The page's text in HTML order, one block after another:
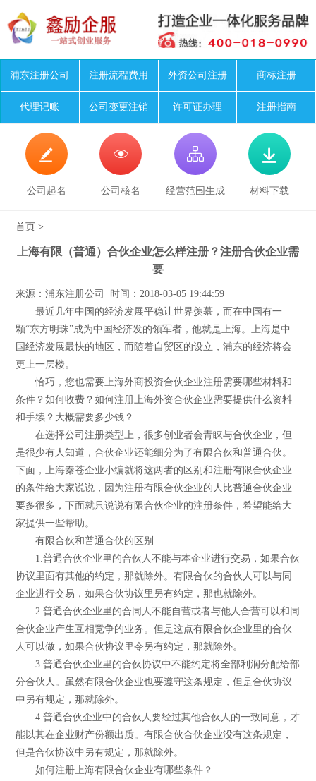
浦东注册公司 注册流程费用 外资公司注册 商标注册
代理记账 公司变更注销 许可证办理 注册指南

公司起名

公司核名

经营范围生成

材料下载
首页 >
上海有限（普通）合伙企业怎么样注册？注册合伙企业需
要
来源：浦东注册公司 时间：2018-03-05 19:44:59
最近几年中国的经济发展平稳让世界羡慕，而在中国有一
颗“东方明珠”成为中国经济发的领军者，他就是上海。上海是中
国经济发展最快的地区，而随着自贸区的设立，浦东的经济将会
更上一层楼。
恰巧，您也需要上海外商投资合伙企业注册需要哪些材料和
条件？如何收费？如何注册上海外资合伙企业需要提供什么资料
和手续？大概需要多少钱？
在选择公司注册类型上，很多创业者会青睐与合伙企业，但
是很少有人知道，合伙企业还能细分为了有限合伙和普通合伙。
下面，上海秦苍企业小编就将这两者的区别和注册有限合伙企业
的条件给大家说说，因为注册有限合伙企业的人比普通合伙企业
要多很多，下面就只说说有限合伙企业的注册条件，希望能给大
家提供一些帮助。
有限合伙和普通合伙的区别
1.普通合伙企业里的合伙人不能与本企业进行交易，如果合伙
协议里面有其他的约定，那就除外。有限合伙的合伙人可以与同
企业进行交易，如果合伙协议里另有约定，那也就除外。
2.普通合伙企业里的合同人不能自营或者与他人合营可以和同
合伙企业产生互相竞争的业务。但是这点有限合伙企业里的合伙
人可以做，如果合伙协议里令另有约定，那就除外。
3.普通合伙企业里的合伙协议中不能约定将全部利润分配给部
分合伙人。虽然有限合伙企业也要遵守这条规定，但是合伙协议
中另有规定，那就除外。
4.普通合伙企业中的合伙人要经过其他合伙人的一致同意，才
能以其在企业财产份额出质。有限合伙合伙企业没有这条规定，
但是合伙协议中另有规定，那就除外。
如何注册上海有限合伙企业有哪些条件？